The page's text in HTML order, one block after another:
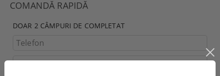
COMANDĂ RAPIDĂ
DOAR 2 CÂMPURI DE COMPLETAT